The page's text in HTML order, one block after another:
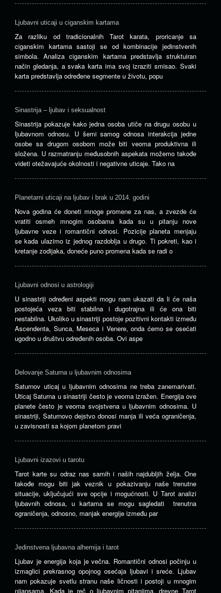
Ljubavni uticaji u ciganskim kartama
Za razliku od tradicionalnih Tarot karata, proricanje sa
ciganskim kartama sastoji se od kombinacije jedinstvenih
simbola. Analiza ciganskim kartama predstavlja struktuiran
način gledanja, a svaka karta ima svoj izraziti smisao. Svaki
karta predstavlja određene segmente u životu, popu
Sinastrija – ljubav i seksualnost
Sinastrija pokazuje kako jedna osoba utiče na drugu osobu u
ljubavnom odnosu. U šemi samog odnosa interakcija jedne
osobe sa drugom osobom može biti veoma produktivna ili
složena. U razmatranju međusobnih aspekata možemo takođe
videti otežavajuće okolnosti i negativne uticaje. Tako na
Planetarni uticaji na ljubav i brak u 2014. godini
Nova godina će doneti mnoge promene za nas, a zvezde će
vratiti osmeh mnogim osobama kada su u pitanju nove
ljubavne veze i romantični odnosi. Pozicije planeta menjaju
se kada ulazimo iz jednog razdoblja u drugo. Ti pokreti, kao i
kretanje zodijaka, doneće puno promena kada se radi o
Ljubavni odnosi u astrologiji
U sinastriji određeni aspekti mogu nam ukazati da li će naša
postojeća veza biti stabilna i dugotrajna ili će ona biti
nestabilna. Ukoliko u sinastriji postoje pozitivni kontakti između
Ascendenta, Sunca, Meseca i Venere, onda ćemo se osećati
ugodno u društvu određenih osoba. Ovi aspe
Delovanje Saturna u ljubavnim odnosima
Saturnov uticaj u ljubavnim odnosima ne treba zanemarivati.
Uticaj Saturna u sinastriji često je veoma izražen. Energija ove
planete često je veoma svojstvena u ljubavnim odnosima. U
sinastriji, Saturnovo dejstvo donosi manja ili veća ograničenja,
u zavisnosti sa kojom planetom pravi
Ljubavni izazovi u tarotu
Tarot karte su odraz nas samih i naših najdubljih želja. One
takođe mogu biti jak veznik u pokazivanju naše trenutne
situacije, uključujući sve opcije i mogućnosti. U Tarot analizi
ljubavnih odnosa, u kartama se mogu sagledati trenutna
ograničenja, odnosno, manjak energije između par
Jedinstvena ljubavna alhemija i tarot
Ljubav je energija koja je večna. Romantični odnosi počinju u
izmaglici prekrasnog opojnog osećaja ljubavi i sreće. Ljubav
nam pokazuje svetlu stranu naše ličnosti i postoji u mnogim
nijansama. Kada je reč o ljubavnim pitanjima, drevne Tarot